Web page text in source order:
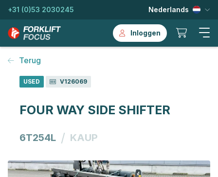
+31 (0)53 2030245 Nederlands
Inloggen
Terug
USED V126069
FOUR WAY SIDE SHIFTER
6T254L / KAUP